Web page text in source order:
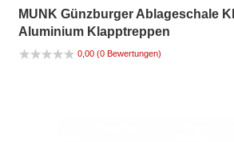
MUNK Günzburger Ablageschale
Aluminium Klapptreppen
0,00 (0 Bewertungen)